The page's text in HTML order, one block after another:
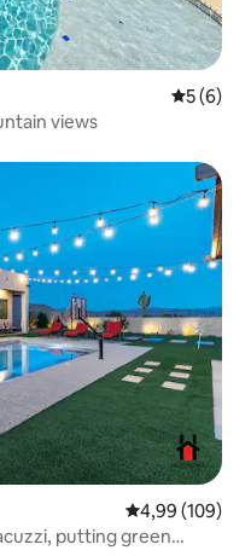
5 (6)
views
appréciés
Évaluation
4,99 (109)
putting green